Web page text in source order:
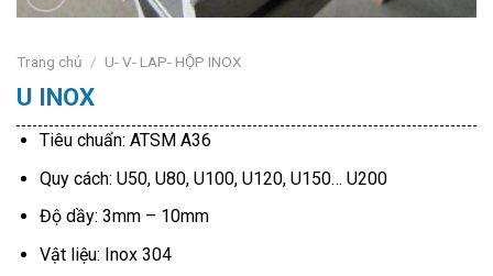
Trang chủ / U- V- LAP- HỘP INOX
U INOX
Tiêu chuẩn: ATSM A36
Quy cách: U50, U80, U100, U120, U150… U200
Độ dầy: 3mm – 10mm
Vật liệu: Inox 304